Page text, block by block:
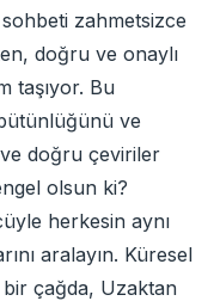
zahmetsizce
doğru ve onaylı
taşıyor. Bu
ve
ve doğru çeviriler
olsun ki?
herkesin aynı
aralayın. Küresel
bir çağda, Uzaktan